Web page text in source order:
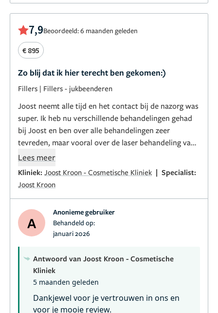
7,9Beoordeeld: 6 maanden geleden
€ 895
Zo blij dat ik hier terecht ben gekomen:)
Fillers | Fillers - jukbeenderen
Joost neemt alle tijd en het contact bij de nazorg was
super. Ik heb nu verschillende behandelingen gehad
bij Joost en ben over alle behandelingen zeer
tevreden, maar vooral over de laser behandeling van
mijn gezicht en hals. Hij let erg op pijnbestrijding en
Lees meer
Kliniek: Joost Kroon - Cosmetische Kliniek | Specialist:
Joost Kroon
A
Anonieme gebruiker
Behandeld op:
januari 2026
Antwoord van Joost Kroon - Cosmetische
Kliniek
5 maanden geleden
Dankjewel voor je vertrouwen in ons en
voor je mooie review.